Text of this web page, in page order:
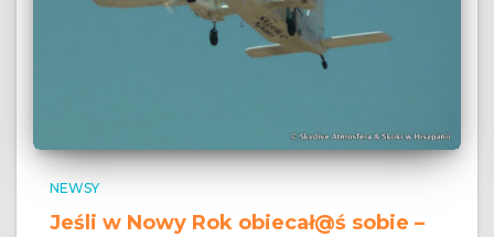
NEWSY
Jeśli w Nowy Rok obiecał@ś sobie –